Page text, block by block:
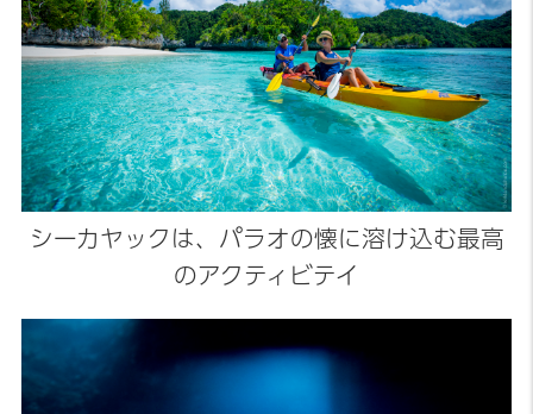
シーカヤックは、パラオの懐に溶け込む最高
のアクティビテイ